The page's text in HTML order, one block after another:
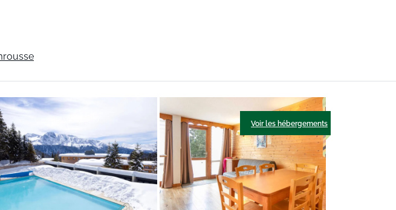
Voir les hébergements